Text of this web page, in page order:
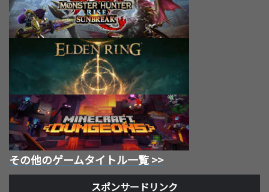
その他のゲームタイトル一覧 >>
スポンサードリンク